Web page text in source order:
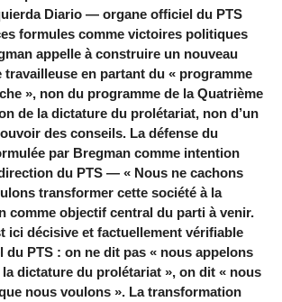
Diario — organe officiel du PTS
formules comme victoires politiques
appelle à construire un nouveau
travailleuse en partant du « programme
», non du programme de la Quatrième
de la dictature du prolétariat, non d’un
des conseils. La défense du
par Bregman comme intention
du PTS — « Nous ne cachons
transformer cette société à la
comme objectif central du parti à venir.
ici décisive et factuellement vérifiable
du PTS : on ne dit pas « nous appelons
dictature du prolétariat », on dit « nous
nous voulons ». La transformation